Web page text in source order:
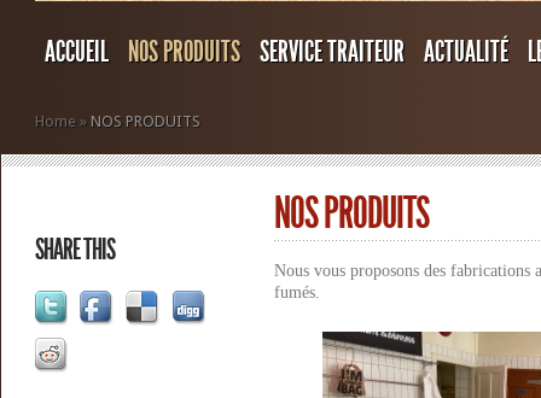
ACCUEIL NOS PRODUITS SERVICE TRAITEUR ACTUALITÉ
Home » NOS PRODUITS
SHARE THIS
NOS PRODUITS
Nous vous proposons des fabrications
fumés.